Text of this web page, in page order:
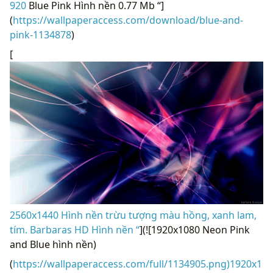
920 Blue Pink Hình nền 0.77 Mb “]
(https://wallpaperaccess.com/download/blue-and-
pink-1134878)
[
2560x1440 Hình nền trừu tượng màu hồng, xanh lam,
tím. Barbaras HD Hình nền “](![1920x1080 Neon Pink
and Blue hình nền)
(https://wallpaperaccess.com/full/1134905.png)1920x1